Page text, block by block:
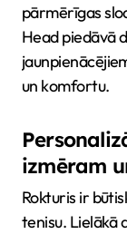
pārmērīgas
Head piedāvā
un komfortu.
izmēram
Rokturis ir
tenisu. Lielākā